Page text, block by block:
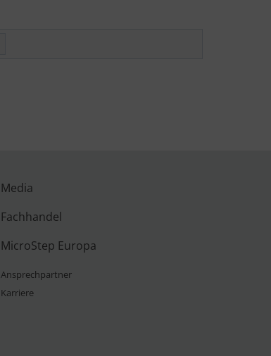
Media
Fachhandel
MicroStep Europa
Ansprechpartner
Karriere